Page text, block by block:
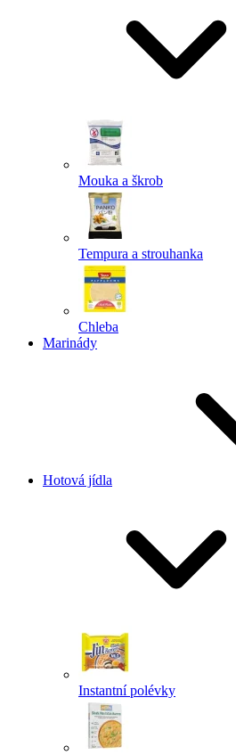
Mouka a škrob
Tempura a strouhanka
Chleba
Marinády
Hotová jídla
Instantní polévky
Powered by